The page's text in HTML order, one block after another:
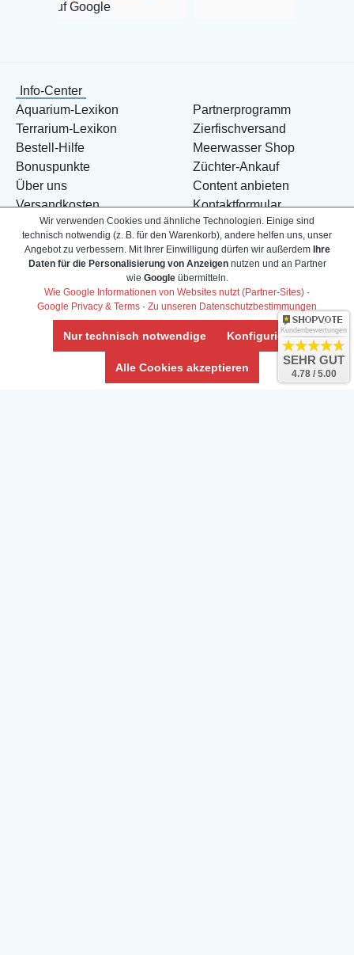
Info-Center
Aquarium-Lexikon
Terrarium-Lexikon
Bestell-Hilfe
Bonuspunkte
Über uns
Versandkosten
Zahlarten
Blog
Partnerprogramm
Zierfischversand
Meerwasser Shop
Züchter-Ankauf
Content anbieten
Kontaktformular
Influencer
Abholung
Wir verwenden Cookies und ähnliche Technologien. Einige sind
technisch notwendig (z. B. für den Warenkorb), andere helfen uns, unser
Angebot zu verbessern. Mit Ihrer Einwilligung dürfen wir außerdem Ihre
Daten für die Personalisierung von Anzeigennutzen und an Partner
wie Googleübermitteln.
Wie Google Informationen von Websites nutzt (Partner-Sites) ·
Google Privacy & Terms · Zu unseren Datenschutzbestimmungen
Nur technisch notwendige Konfigurieren
Alle Cookies akzeptieren
Kundenbewertungen
SEHR GUT
4.78 / 5.00